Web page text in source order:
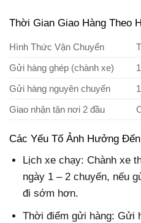
Thời Gian Giao Hàng Theo
Hình Thức Vận Chuyển
Gửi hàng ghép (chành xe)
Gửi hàng nguyên chuyến
Giao nhận tận nơi 2 đầu
Các Yếu Tố Ảnh Hưởng
Lịch xe chạy: Chành xe
ngày 1 – 2 chuyến, nếu
đi sớm hơn.
Thời điểm gửi hàng: Gửi